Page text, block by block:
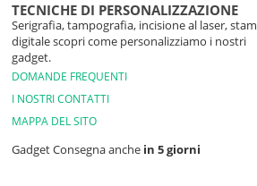
TECNICHE DI PERSONALIZZAZIONE
Serigrafia, tampografia, incisione al laser,
digitale scopri come personalizziamo i nostri
gadget.
DOMANDE FREQUENTI
I NOSTRI CONTATTI
MAPPA DEL SITO
Gadget Consegna anche in 5 giorni